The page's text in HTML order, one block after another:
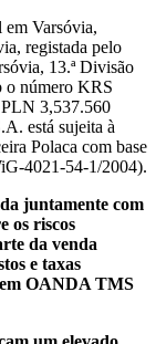
Varsóvia,
registada pelo
13.ª Divisão
o número KRS
3,537.560
está sujeita à
Polaca com base
4021-54-1/2004).
juntamente com
os riscos
da venda
e taxas
em OANDA TMS